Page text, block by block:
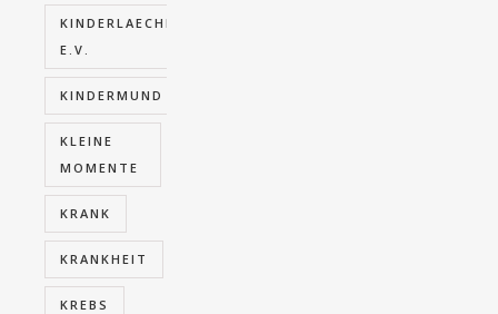
KINDERLAECHELN
E.V.
KINDERMUND
KLEINE
MOMENTE
KRANK
KRANKHEIT
KREBS